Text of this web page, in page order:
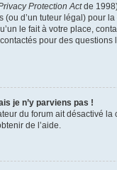
Protection Actde
(ou d’un tuteur légal) pour
le fait à votre place,
pour des
je n’y parviens pas !
du forum ait désactivé
de l’aide.